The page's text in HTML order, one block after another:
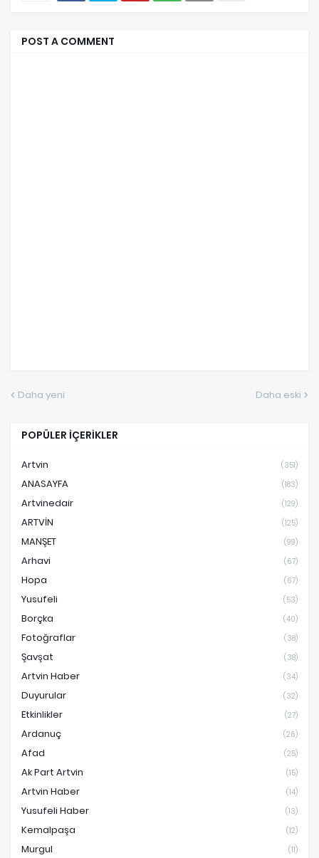
POST A COMMENT
Daha yeni Daha eski
POPÜLER İÇERİKLER
Artvin (351)
ANASAYFA (183)
Artvinedair (129)
ARTVİN (125)
MANŞET (99)
Arhavi (67)
Hopa (67)
Yusufeli (53)
Borçka (40)
Fotoğraflar (38)
Şavşat (38)
Artvin Haber (34)
Duyurular (32)
Etkinlikler (27)
Ardanuç (26)
Afad (25)
Ak Part Artvin (15)
Artvin Haber (14)
Yusufeli Haber (13)
Kemalpaşa (12)
Murgul (11)